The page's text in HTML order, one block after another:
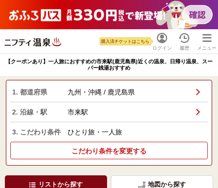
ログイン
購入済チケットはこちら
履歴 メニュー
【クーポンあり】一人旅におすすめの市来駅(鹿児島県)近くの温泉、日帰り温泉、スー
パー銭湯おすすめ
1. 都道府県 九州・沖縄 / 鹿児島県
2. 沿線・駅 市来駅
3. こだわり条件 ひとり旅・一人旅
こだわり条件を変更する
リストから探す 地図から探す